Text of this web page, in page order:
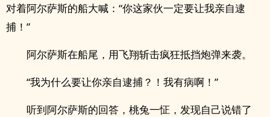
对着阿尔萨斯的船大喊：“你这家伙一定要让我亲自逮
捕！”
阿尔萨斯在船尾，用飞翔斩击疯狂抵挡炮弹来袭。
“我为什么要让你亲自逮捕？！我有病啊！”
听到阿尔萨斯的回答，桃兔一怔，发现自己说错了